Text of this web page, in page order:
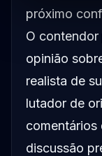
próximo
O
opinião
realista de
lutador de
comentários
discussão